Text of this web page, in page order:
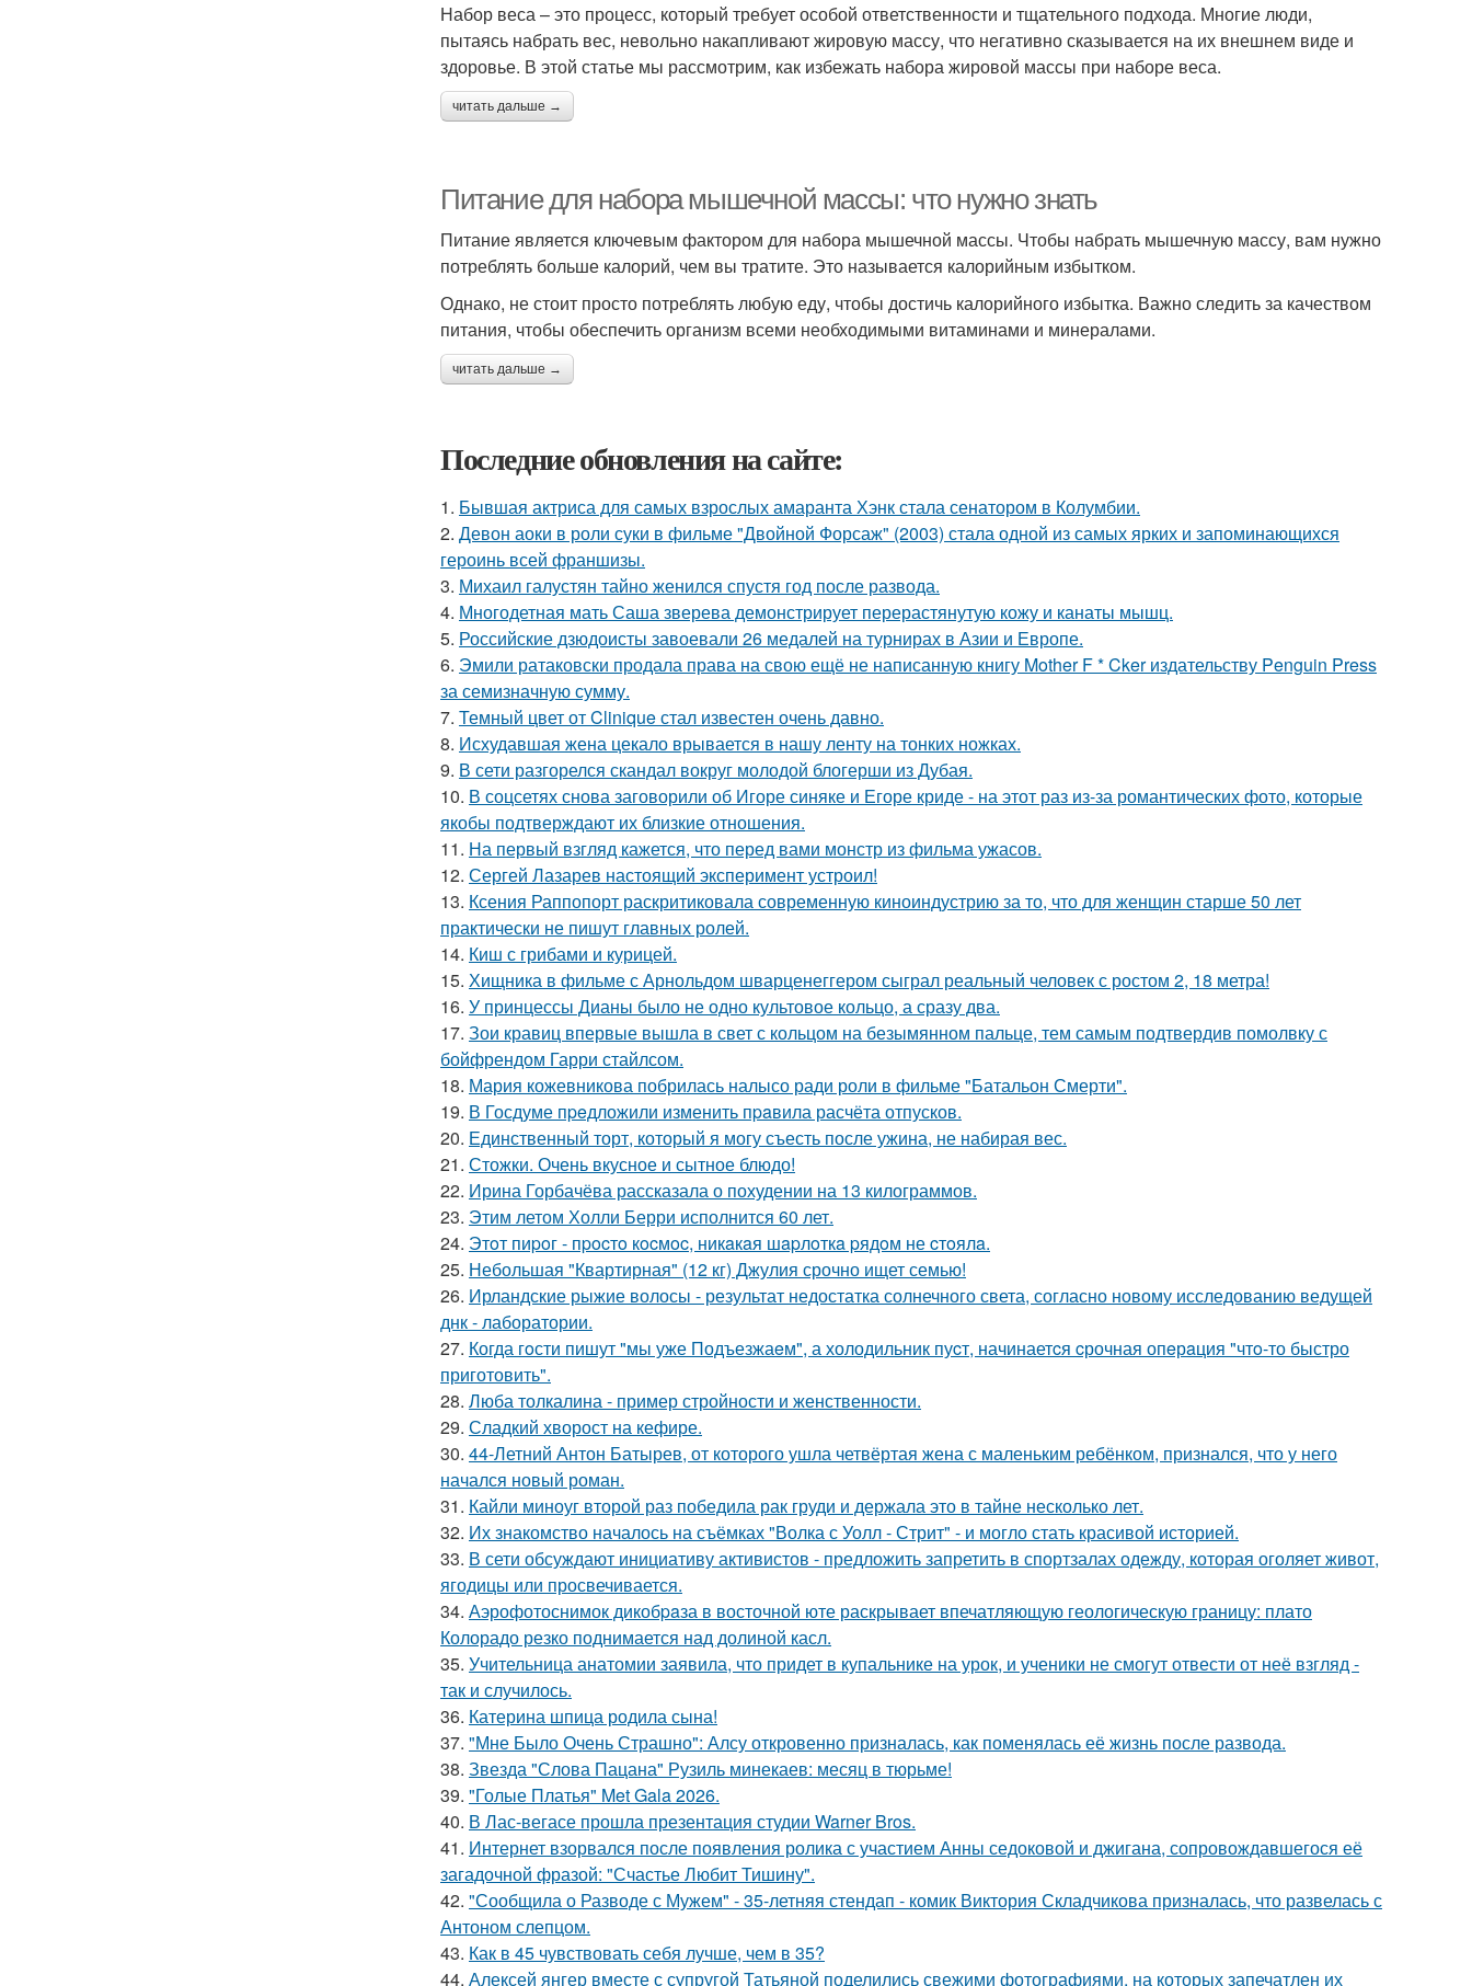
Набор веса – это процесс, который требует особой ответственности и тщательного подхода. Многие люди,
пытаясь набрать вес, невольно накапливают жировую массу, что негативно сказывается на их внешнем виде и
здоровье. В этой статье мы рассмотрим, как избежать набора жировой массы при наборе веса.
читать дальше →
Питание для набора мышечной массы: что нужно знать
Питание является ключевым фактором для набора мышечной массы. Чтобы набрать мышечную массу, вам нужно
потреблять больше калорий, чем вы тратите. Это называется калорийным избытком.
Однако, не стоит просто потреблять любую еду, чтобы достичь калорийного избытка. Важно следить за качеством
питания, чтобы обеспечить организм всеми необходимыми витаминами и минералами.
читать дальше →
Последние обновления на сайте:
1. Бывшая актриса для самых взрослых амаранта Хэнк стала сенатором в Колумбии.
2. Девон аоки в роли суки в фильме "Двойной Форсаж" (2003) стала одной из самых ярких и запоминающихся
героинь всей франшизы.
3. Михаил галустян тайно женился спустя год после развода.
4. Многодетная мать Саша зверева демонстрирует перерастянутую кожу и канаты мышц.
5. Российские дзюдоисты завоевали 26 медалей на турнирах в Азии и Европе.
6. Эмили ратаковски продала права на свою ещё не написанную книгу Mother F * Cker издательству Penguin Press
за семизначную сумму.
7. Темный цвет от Clinique стал известен очень давно.
8. Исхудавшая жена цекало врывается в нашу ленту на тонких ножках.
9. В сети разгорелся скандал вокруг молодой блогерши из Дубая.
10. В соцсетях снова заговорили об Игоре синяке и Егоре криде - на этот раз из-за романтических фото, которые
якобы подтверждают их близкие отношения.
11. На первый взгляд кажется, что перед вами монстр из фильма ужасов.
12. Сергей Лазарев настоящий эксперимент устроил!
13. Ксения Раппопорт раскритиковала современную киноиндустрию за то, что для женщин старше 50 лет
практически не пишут главных ролей.
14. Киш с грибами и курицей.
15. Хищника в фильме с Арнольдом шварценеггером сыграл реальный человек с ростом 2, 18 метра!
16. У принцессы Дианы было не одно культовое кольцо, а сразу два.
17. Зои кравиц впервые вышла в свет с кольцом на безымянном пальце, тем самым подтвердив помолвку с
бойфрендом Гарри стайлсом.
18. Мария кожевникова побрилась налысо ради роли в фильме "Батальон Смерти".
19. В Госдуме пpeдложили изменить пpaвила расчёта отпусков.
20. Единственный торт, который я могу съесть после ужина, не набирая вес.
21. Стожки. Очень вкусное и сытное блюдо!
22. Ирина Горбачёва рассказала о похудении на 13 килограммов.
23. Этим летом Холли Берри исполнится 60 лет.
24. Этoт пиpoг - пpocтo кocмoc, никaкaя шapлoткa pядoм не cтoялa.
25. Небольшая "Квартирная" (12 кг) Джулия срочно ищет семью!
26. Ирландские рыжие волосы - результат недостатка солнечного света, согласно новому исследованию ведущей
днк - лаборатории.
27. Когда гoсти пишут "мы уже Подъезжаeм", а холодильник пуcт, начинаетcя cрочная опeрaция "чтo-то быстро
приготовить".
28. Люба толкалина - пример стройности и женственности.
29. Сладкий хворост на кефире.
30. 44-Летний Антон Батырев, от которого ушла четвёртая жена с маленьким ребёнком, признался, что у него
начался новый роман.
31. Кайли миноуг второй раз победила рак груди и держала это в тайне несколько лет.
32. Их знакомство началось на съёмках "Волка с Уолл - Стрит" - и могло стать красивой историей.
33. В сети обсуждают инициативу активистов - предложить запретить в спортзалах одежду, которая оголяет живот,
ягодицы или просвечивается.
34. Аэрофотоснимок дикобpaза в восточной юте раскрывает впечатляющую геологическую границу: плато
Колорадо резко поднимается над долиной касл.
35. Учительница анатомии заявила, что придет в купальнике на урок, и ученики не смогут отвести от неё взгляд -
так и случилось.
36. Катерина шпица родила сына!
37. "Мне Было Очень Страшно": Алсу откровенно призналась, как поменялась её жизнь после развода.
38. Звезда "Слова Пацана" Рузиль минекаев: месяц в тюрьме!
39. "Голые Платья" Met Gala 2026.
40. В Лас-вегасе прошла презентация студии Warner Bros.
41. Интернет взорвался после появления ролика с участием Анны седоковой и джигана, сопровождавшегося её
загадочной фразой: "Счастье Любит Тишину".
42. "Сообщила о Разводе с Мужем" - 35-летняя стендап - комик Виктория Складчикова призналась, что развелась с
Антоном слепцом.
43. Как в 45 чувствовать себя лучше, чем в 35?
44. Алексей янгер вместе с супругой Татьяной поделились свежими фотографиями, на которых запечатлен их